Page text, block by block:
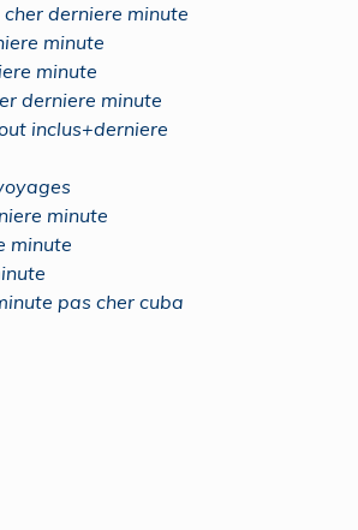
derniere minute
minute
minute
derniere minute
inclus+derniere
minute
minute
pas cher cuba